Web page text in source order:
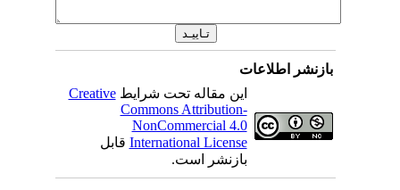
بازنشر اطلاعات
این مقاله تحت شرایطCreative
Commons Attribution-
NonCommercial 4.0
International Licenseقابل
بازنشر است.